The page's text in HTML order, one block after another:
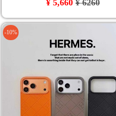
¥ 5,660¥ 6260
-10%